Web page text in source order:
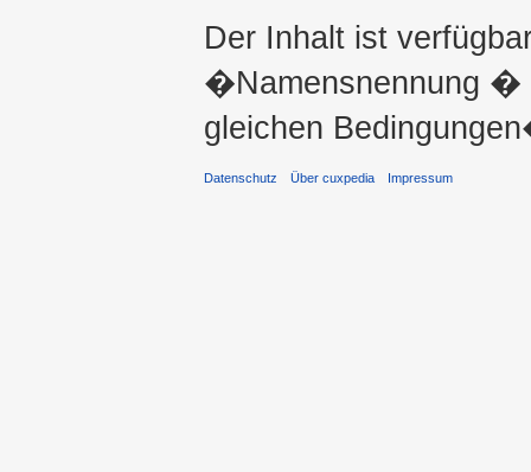
Der Inhalt ist
�Namensnennung �
gleichen
Datenschutz Über cuxpedia Impressum